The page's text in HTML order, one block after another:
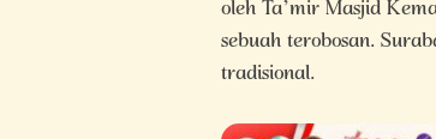
oleh Ta’mir Masjid
sebuah terobosan.
tradisional.